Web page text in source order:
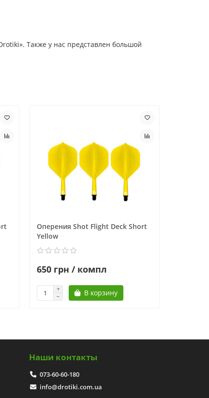
Также у нас представлен большой
Оперения Shot Flight Deck Short
Yellow
650 грн / компл
В корзину
Наши контакты
073-60-60-180
info@drotiki.com.ua